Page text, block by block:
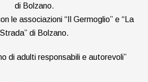
di Bolzano.
le associazioni “Il Germoglio” e “La
Strada” di Bolzano.
di adulti responsabili e autorevoli”